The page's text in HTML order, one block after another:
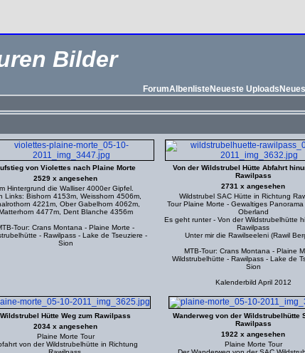
Bilder
ForumAlbenlisteNeueste Uploads
von Violettes nach Plaine Morte
2529 x angesehen
Hintergrund die Walliser 4000er Gipfel.
Links: Bishorn 4153m, Weisshorn 4506m,
4221m, Ober Gabelhorn 4062m,
4477m, Dent Blanche 4356m
Tour: Crans Montana - Plaine Morte -
- Rawilpass - Lake de Tseuziere -
Sion
Von der Wildstrubel Hütte Abfahrt
Rawilpass
2731 x angesehen
Wildstrubel SAC Hütte in Richtung
Tour Plaine Morte - Gewaltiges
Oberland
Es geht runter - Von der Wildstrubelhütte
Rawilpass
Unter mir die Rawilseeleni (Rawil
MTB-Tour: Crans Montana - Plaine
Wildstrubelhütte - Rawilpass - Lake de
Sion
Kalenderbild April 2012
Wildstrubel Hütte Weg zum Rawilpass
2034 x angesehen
Plaine Morte Tour
von der Wildstrubelhütte in Richtung
Wanderweg von der Wildstrubelhütte
Rawilpass
1922 x angesehen
Plaine Morte Tour